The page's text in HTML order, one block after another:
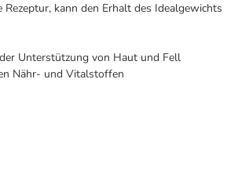
kann den Erhalt des Idealgewichts
Unterstützung von Haut und Fell
Nähr- und Vitalstoffen